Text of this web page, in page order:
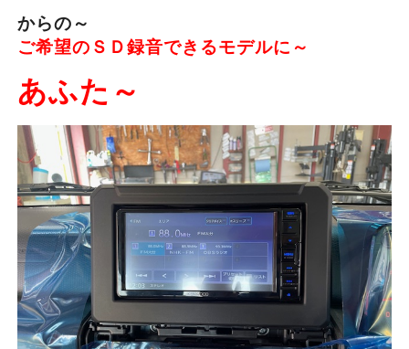
からの～
ご希望のＳＤ録音できるモデルに～
あふた～